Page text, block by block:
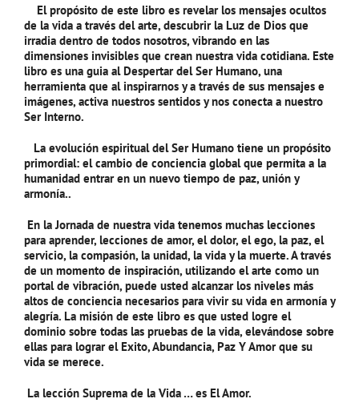
El propósito de este libro es revelar los mensajes ocultos
de la vida a través del arte, descubrir la Luz de Dios que
irradia dentro de todos nosotros, vibrando en las
dimensiones invisibles que crean nuestra vida cotidiana. Este
libro es una guia al Despertar del Ser Humano, una
herramienta que al inspirarnos y a través de sus mensajes e
imágenes, activa nuestros sentidos y nos conecta a nuestro
Ser Interno.
La evolución espiritual del Ser Humano tiene un propósito
primordial: el cambio de conciencia global que permita a la
humanidad entrar en un nuevo tiempo de paz, unión y
armonía..
En la Jornada de nuestra vida tenemos muchas lecciones
para aprender, lecciones de amor, el dolor, el ego, la paz, el
servicio, la compasión, la unidad, la vida y la muerte. A través
de un momento de inspiración, utilizando el arte como un
portal de vibración, puede usted alcanzar los niveles más
altos de conciencia necesarios para vivir su vida en armonía y
alegría. La misión de este libro es que usted logre el
dominio sobre todas las pruebas de la vida, elevándose sobre
ellas para lograr el Exito, Abundancia, Paz Y Amor que su
vida se merece.
La lección Suprema de la Vida … es El Amor.